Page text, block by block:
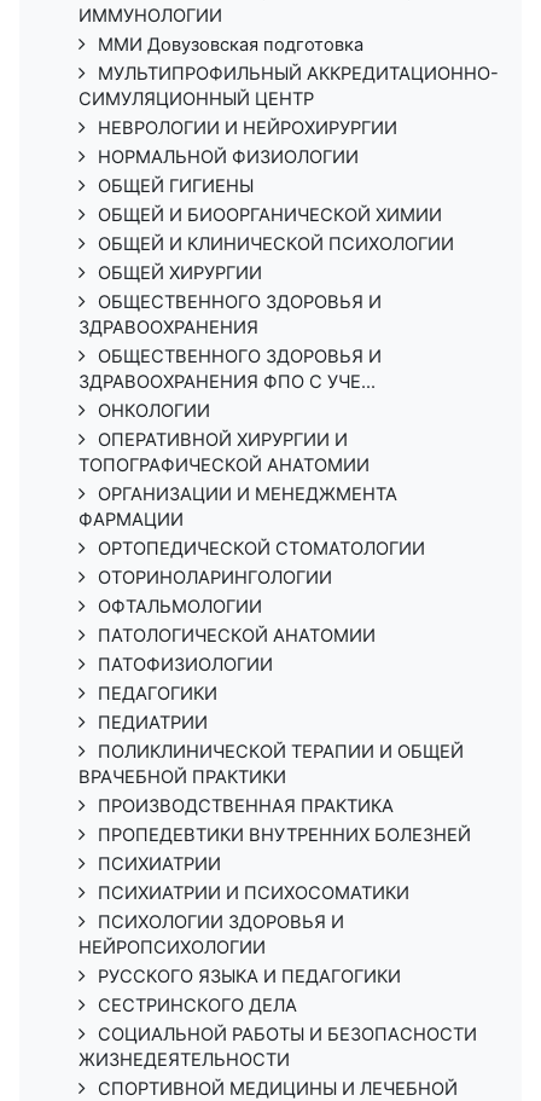
ИММУНОЛОГИИ
ММИ Довузовская подготовка
МУЛЬТИПРОФИЛЬНЫЙ АККРЕДИТАЦИОННО-
СИМУЛЯЦИОННЫЙ ЦЕНТР
НЕВРОЛОГИИ И НЕЙРОХИРУРГИИ
НОРМАЛЬНОЙ ФИЗИОЛОГИИ
ОБЩЕЙ ГИГИЕНЫ
ОБЩЕЙ И БИООРГАНИЧЕСКОЙ ХИМИИ
ОБЩЕЙ И КЛИНИЧЕСКОЙ ПСИХОЛОГИИ
ОБЩЕЙ ХИРУРГИИ
ОБЩЕСТВЕННОГО ЗДОРОВЬЯ И
ЗДРАВООХРАНЕНИЯ
ОБЩЕСТВЕННОГО ЗДОРОВЬЯ И
ЗДРАВООХРАНЕНИЯ ФПО С УЧЕ...
ОНКОЛОГИИ
ОПЕРАТИВНОЙ ХИРУРГИИ И
ТОПОГРАФИЧЕСКОЙ АНАТОМИИ
ОРГАНИЗАЦИИ И МЕНЕДЖМЕНТА
ФАРМАЦИИ
ОРТОПЕДИЧЕСКОЙ СТОМАТОЛОГИИ
ОТОРИНОЛАРИНГОЛОГИИ
ОФТАЛЬМОЛОГИИ
ПАТОЛОГИЧЕСКОЙ АНАТОМИИ
ПАТОФИЗИОЛОГИИ
ПЕДАГОГИКИ
ПЕДИАТРИИ
ПОЛИКЛИНИЧЕСКОЙ ТЕРАПИИ И ОБЩЕЙ
ВРАЧЕБНОЙ ПРАКТИКИ
ПРОИЗВОДСТВЕННАЯ ПРАКТИКА
ПРОПЕДЕВТИКИ ВНУТРЕННИХ БОЛЕЗНЕЙ
ПСИХИАТРИИ
ПСИХИАТРИИ И ПСИХОСОМАТИКИ
ПСИХОЛОГИИ ЗДОРОВЬЯ И
НЕЙРОПСИХОЛОГИИ
РУССКОГО ЯЗЫКА И ПЕДАГОГИКИ
СЕСТРИНСКОГО ДЕЛА
СОЦИАЛЬНОЙ РАБОТЫ И БЕЗОПАСНОСТИ
ЖИЗНЕДЕЯТЕЛЬНОСТИ
СПОРТИВНОЙ МЕДИЦИНЫ И ЛЕЧЕБНОЙ